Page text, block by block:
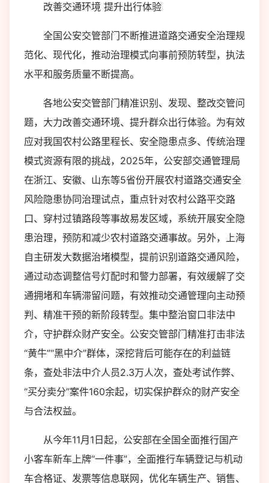
改善交通环境 提升出行体验
全国公安交管部门不断推进道路交通安全治理规
范化、现代化，推动治理模式向事前预防转型，执法
水平和服务质量不断提高。
各地公安交管部门精准识别、发现、整改交管问
题，大力改善交通环境、提升群众出行体验。为有效
应对我国农村公路里程长、安全隐患点多、传统治理
模式资源有限的挑战，2025年，公安部交通管理局
在浙江、安徽、山东等5省份开展农村道路交通安全
风险隐患协同治理试点，重点针对农村公路平交路
口、穿村过镇路段等事故易发区域，系统开展安全隐
患治理，预防和减少农村道路交通事故。另外，上海
自主研发大数据治堵模型，提前识别道路交通风险，
通过动态调整信号灯配时和警力部署，有效缓解了交
通拥堵和车辆滞留问题，有效推动交通管理向主动预
判、精准干预的新阶段转型。集中整治窗口非法中
介，守护群众财产安全。公安交管部门精准打击非法
“黄牛”“黑中介”群体，深挖背后可能存在的利益链
条，查处非法中介人员2.3万人次，查处考试作弊、
“买分卖分”案件160余起，切实保护群众的财产安全
与合法权益。
从今年11月1日起，公安部在全国全面推行国产
小客车新车上牌“一件事”，全面推行车辆登记与机动
车合格证、发票等信息联网，优化车辆生产、销售、